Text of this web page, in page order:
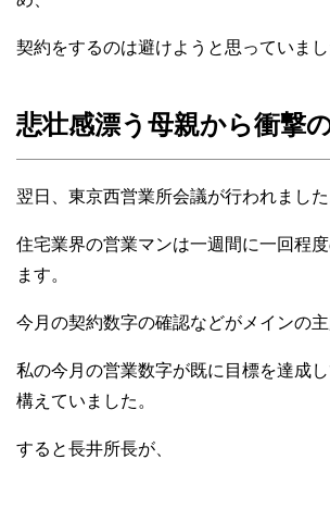
契約をするのは避けようと思っていまし
悲壮感漂う母親から衝撃
翌日、東京西営業所会議が行われました
住宅業界の営業マンは一週間に一回程
ます。
今月の契約数字の確認などがメインの主
私の今月の営業数字が既に目標を達成
構えていました。
すると長井所長が、